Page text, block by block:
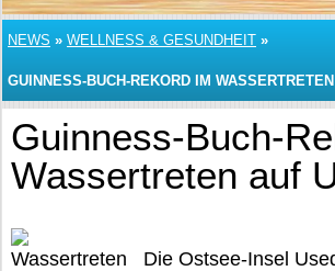
NEWS » WELLNESS & GESUNDHEIT »
GUINNESS-BUCH-REKORD IM
Guinness-Buch-
Wassertreten auf
Die Ostsee-Insel